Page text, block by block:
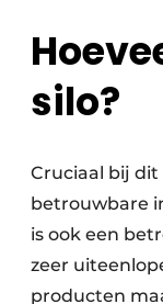
silo?
Cruciaal bij
betrouwbare
is ook een
zeer
producten